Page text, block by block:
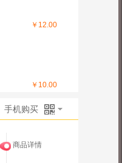
￥12.00
￥10.00
手机购买
商品详情